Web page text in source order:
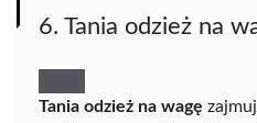
6. Tania odzież na
Tania odzież na wagę